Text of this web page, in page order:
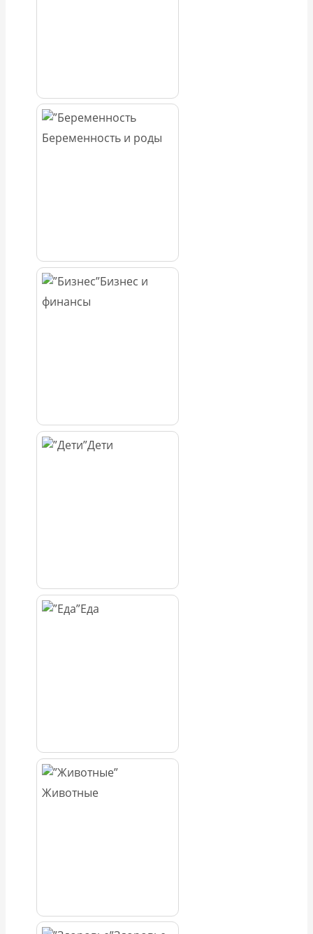
Беременность и роды
Бизнес и
финансы
Дети
Еда
Животные